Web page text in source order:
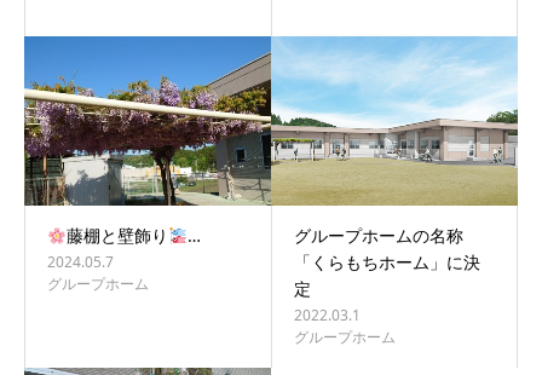
藤棚と壁飾り …
2024.05.7
グループホーム
グループホームの名称
「くらもちホーム」に決
定
2022.03.1
グループホーム